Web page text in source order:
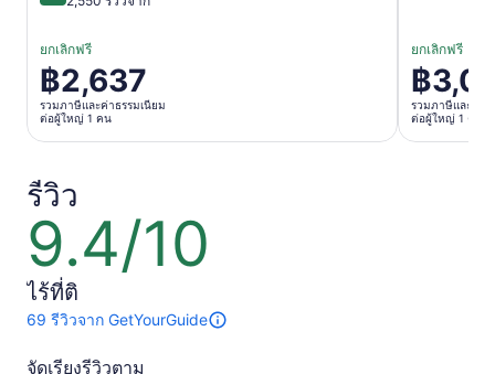
ยกเลิกฟรี
ราคา
อยู่
ต่อ
ผู้ใหญ่
1
คน
฿2,637
รวมภาษีและค่าธรรมเนียม
ต่อผู้ใหญ่ 1 คน
ยกเลิกฟรี
ราคา
อยู่
฿
รวมภาษีและค่าธ
ต่อผู้ใหญ่ 1 คน
รีวิว
9.4/10
9.4
จาก
10
ไร้ที่ติ
69 รีวิวจาก GetYourGuide
มี
รีวิว
จัดเรียงรีวิวตาม